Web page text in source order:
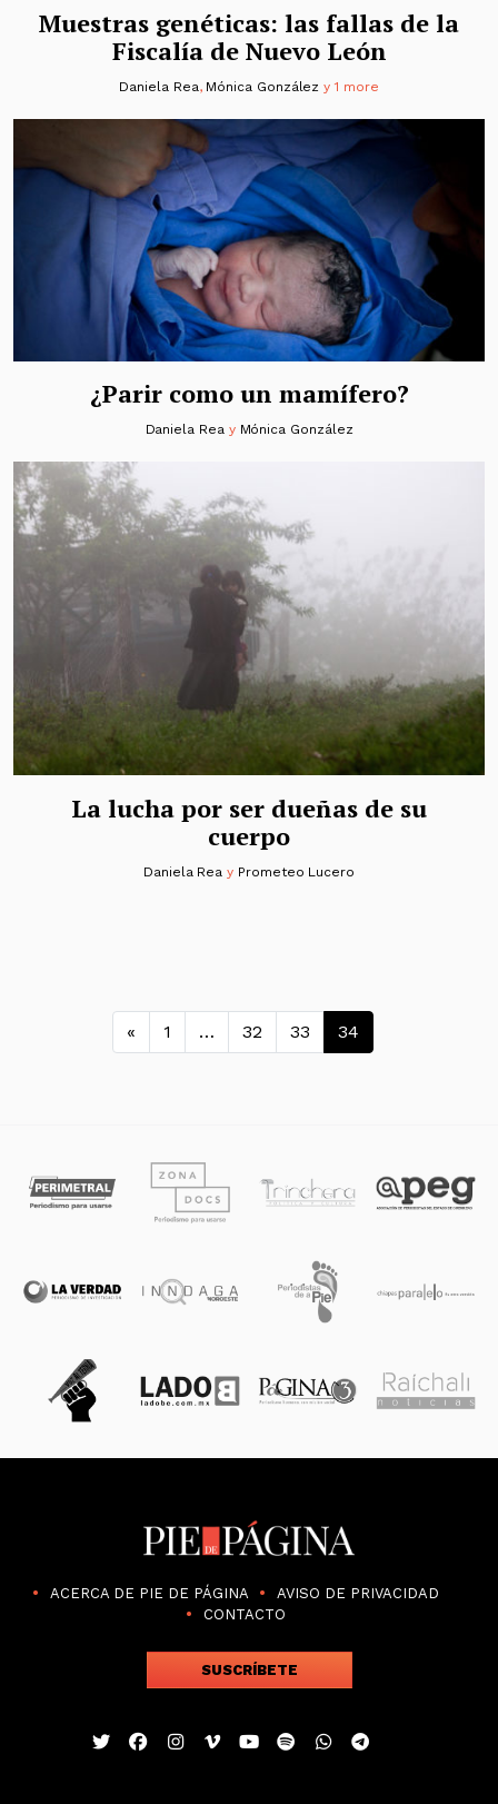
Muestras genéticas: las fallas de la
Fiscalía de Nuevo León
Daniela Rea, Mónica González y 1 more
¿Parir como un mamífero?
Daniela Reay Mónica González
La lucha por ser dueñas de su
cuerpo
Daniela Rea y Prometeo Lucero
Navegación de entradas
« 1 … 32 33 34
ACERCA DE PIE DE PÁGINA
AVISO DE PRIVACIDAD
CONTACTO
SUSCRÍBETE